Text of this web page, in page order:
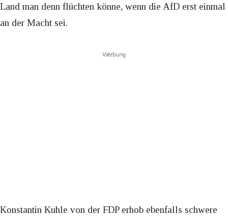
Land man denn flüchten könne, wenn die AfD erst einmal
an der Macht sei.
Werbung
Konstantin Kuhle von der FDP erhob ebenfalls schwere